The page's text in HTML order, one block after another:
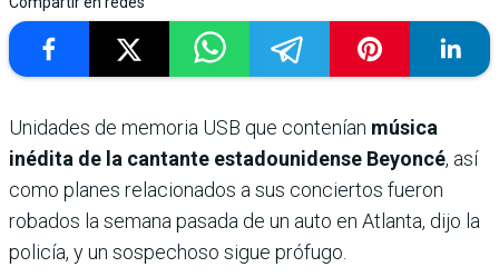
Unidades de memoria USB que contenían música
inédita de la cantante estadounidense Beyoncé, así
como planes relacionados a sus conciertos fueron
robados la semana pasada de un auto en Atlanta, dijo la
policía, y un sospechoso sigue prófugo.